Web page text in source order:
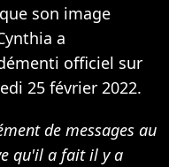
son image
a
officiel sur
25 février 2022.
de messages au
qu'il a fait il y a